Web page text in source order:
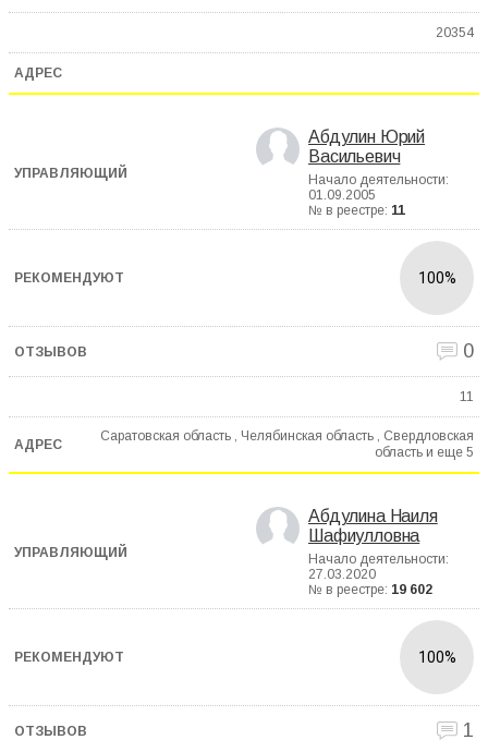
20354
Абдулин Юрий
Васильевич
Начало деятельности:
01.09.2005
№ в реестре: 11
100%
0
11
Саратовская область , Челябинская область , Свердловская
область и еще 5
Абдулина Наиля
Шафиулловна
Начало деятельности:
27.03.2020
№ в реестре: 19 602
100%
1